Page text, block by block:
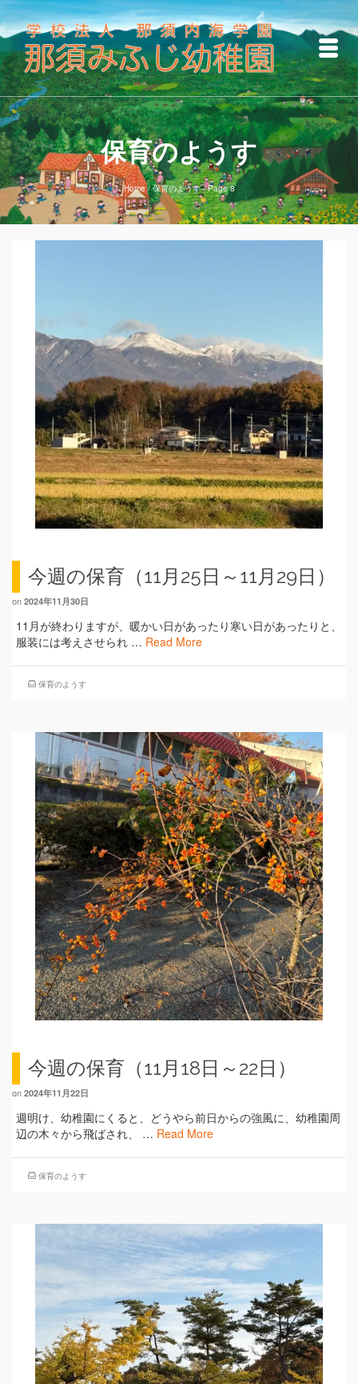
保育のようす
Home / 保育のようす- Page 8
今週の保育（11月25日～11月29日）
on 2024年11月30日
11月が終わりますが、暖かい日があったり寒い日があったりと、
服装には考えさせられ … Read More
保育のようす
今週の保育（11月18日～22日）
on 2024年11月22日
週明け、幼稚園にくると、どうやら前日からの強風に、幼稚園周
辺の木々から飛ばされ、 … Read More
保育のようす